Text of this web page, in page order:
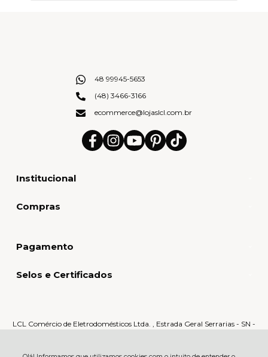
Institucional
Compras
48 99945-5653
(48) 3466-3166
ecommerce@lojaslcl.com.br
Pagamento
Selos e Certificados
LCL Comércio de Eletrodomésticos Ltda. , Estrada Geral Serrarias - SN -
Serrarias - 88870-000 - Orleans - SC